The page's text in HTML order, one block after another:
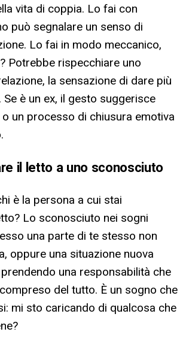
vita di coppia. Lo fai con
può segnalare un senso di
Lo fai in modo meccanico,
Potrebbe rispecchiare uno
la sensazione di dare più
Se è un ex, il gesto suggerisce
un processo di chiusura emotiva
il letto a uno sconosciuto
è la persona a cui stai
Lo sconosciuto nei sogni
una parte di te stesso non
oppure una situazione nuova
una responsabilità che
del tutto. È un sogno che
mi sto caricando di qualcosa che